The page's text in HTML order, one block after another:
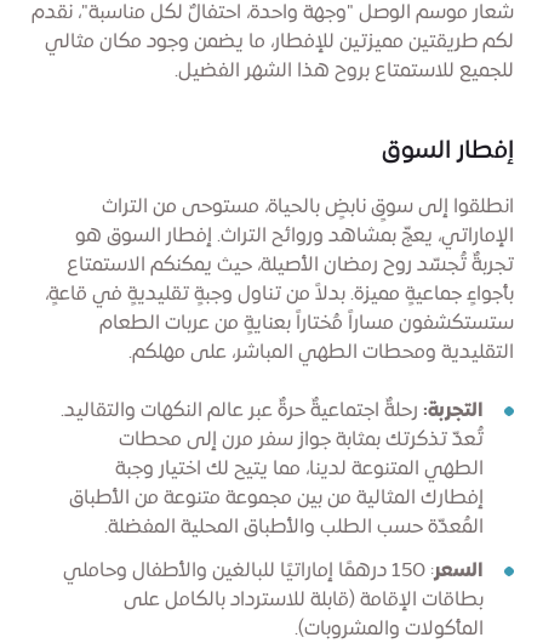
شعار موسم الوصل "وجهة واحدة، احتفالٌ لكل مناسبة"، نقدم
لكم طريقتين مميزتين للإفطار، ما يضمن وجود مكان مثالي
للجميع للاستمتاع بروح هذا الشهر الفضيل.
إفطار السوق
انطلقوا إلى سوقٍ نابضٍ بالحياة، مستوحى من التراث
الإماراتي، يعجّ بمشاهد وروائح التراث. إفطار السوق هو
تجربةٌ تُجسّد روح رمضان الأصيلة، حيث يمكنكم الاستمتاع
بأجواءٍ جماعيةٍ مميزة. بدلاً من تناول وجبةٍ تقليديةٍ في قاعةٍ،
ستستكشفون مساراً مُختاراً بعنايةٍ من عربات الطعام
التقليدية ومحطات الطهي المباشر، على مهلكم.
التجربة: رحلةٌ اجتماعيةٌ حرةٌ عبر عالم النكهات والتقاليد.
تُعدّ تذكرتك بمثابة جواز سفر مرن إلى محطات
الطهي المتنوعة لدينا، مما يتيح لك اختيار وجبة
إفطارك المثالية من بين مجموعة متنوعة من الأطباق
المُعدّة حسب الطلب والأطباق المحلية المفضلة.
السعر
: 150 درهمًا إماراتيًا للبالغين والأطفال وحاملي
بطاقات الإقامة (قابلة للاسترداد بالكامل على
المأكولات والمشروبات).